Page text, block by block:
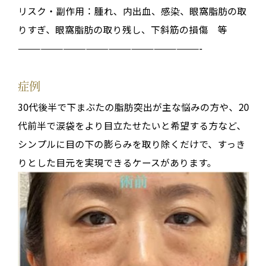
リスク・副作用：腫れ、内出血、感染、眼窩脂肪の取
りすぎ、眼窩脂肪の取り残し、下斜筋の損傷 等
————————————————————————-
症例
30代後半で下まぶたの脂肪突出が主な悩みの方や、20
代前半で涙袋をより目立たせたいと希望する方など、
シンプルに目の下の膨らみを取り除くだけで、すっき
りとした目元を実現できるケースがあります。